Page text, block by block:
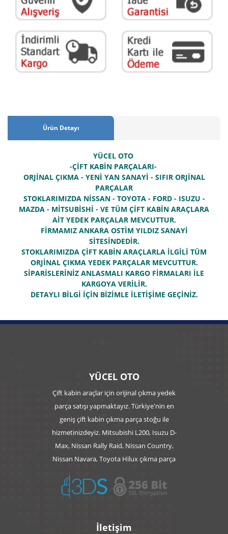
Ürün Detayı
YÜCEL OTO
-ÇİFT KABİN PARÇALARI-
ORJİNAL ÇIKMA - YENİ YAN SANAYİ - SIFIR ORJİNAL
PARÇALAR
STOKLARIMIZDA NİSSAN - TOYOTA - FORD - ISUZU -
MAZDA - MİTSUBİSHİ - VE TÜM ÇİFT KABİN ARAÇLARA
AİT YEDEK PARÇALAR MEVCUTTUR.
FİRMAMIZ ANKARA OSTİM YILDIZ SANAYİ
SİTESİNDEDİR.
STOKLARIMIZDA ÇİFT KABİN ARAÇLARLA İLGİLİ TÜM
ORJİNAL ÇIKMA YEDEK PARÇALAR MEVCUTTUR.
SİPARİSLERİNİZ ANLASMALI KARGO FİRMALARI İLE
KARGOYA VERİLİR.
DETAYLI BİLGİ İÇİN BİZİMLE İLETİŞİME GEÇİNİZ.
YÜCEL OTO
Çift kabin araçlar için orijinal çıkma yedek
parça satışı yapmaktayız. Türkiye'nin en
geniş çift kabin çıkma parça stoğu ile
hizmetinizdeyiz. Mitsubishi L200, Isuzu D-
Max, Nissan Rally Raid, Nissan Country,
Nissan Navara, Toyota Hilux çıkma parça
İletişim